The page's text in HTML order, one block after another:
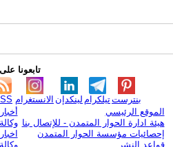
تابعونا
الانستغرام لينكدإن تيلكرامبنترست
الموقع الرئيسي
هيئة ادارة الحوار المتمدن - للإتصال بنا
إحصائيات مؤسسة الحوار المتمدن
قواعد النشر